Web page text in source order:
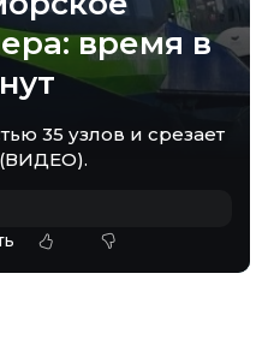
время в
35 узлов и срезает